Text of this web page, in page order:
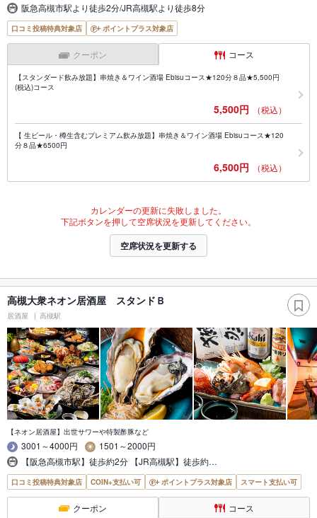
阪急高槻市駅より徒歩2分/JR高槻駅より徒歩8分
口コミ投稿特典対象店 ポイントプラス対象店
クーポン コース
【スタンダード飲み放題】串焼き＆ワイン酒場 Ebisuコース★120分８品★5,500円
(税込)コース
5,500円 （税込）
【 生ビール・樽生含むプレミアム飲み放題】串焼き＆ワイン酒場 Ebisuコース★120
分８品★6500円
6,500円 （税込）
カレンダーの更新に失敗しました。
下記ボタンを押して空席状況を更新してください。
空席状況を更新する
高槻大衆ネオン居酒屋 スタンドＢ
居酒屋 高槻駅
【ネオン居酒屋】出世サワーや特製酢豚など
3001～4000円
1501～2000円
【阪急高槻市駅】徒歩約2分 【JR高槻駅】徒歩約…
口コミ投稿特典対象店 COIN+支払い可 ポイントプラス対象店 スマート支払い可
クーポン コース